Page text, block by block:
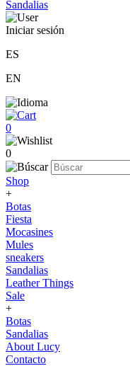
Sandalias
Iniciar sesión
ES
EN
0
0
Shop
+
Botas
Fiesta
Mocasines
Mules
sneakers
Sandalias
Leather Things
Sale
+
Botas
Sandalias
About Lucy
Contacto